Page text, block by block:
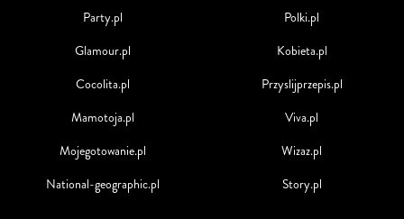
Party.pl
Glamour.pl
Cocolita.pl
Mamotoja.pl
Mojegotowanie.pl
National-geographic.pl
Polki.pl
Kobieta.pl
Przyslijprzepis.pl
Viva.pl
Wizaz.pl
Story.pl